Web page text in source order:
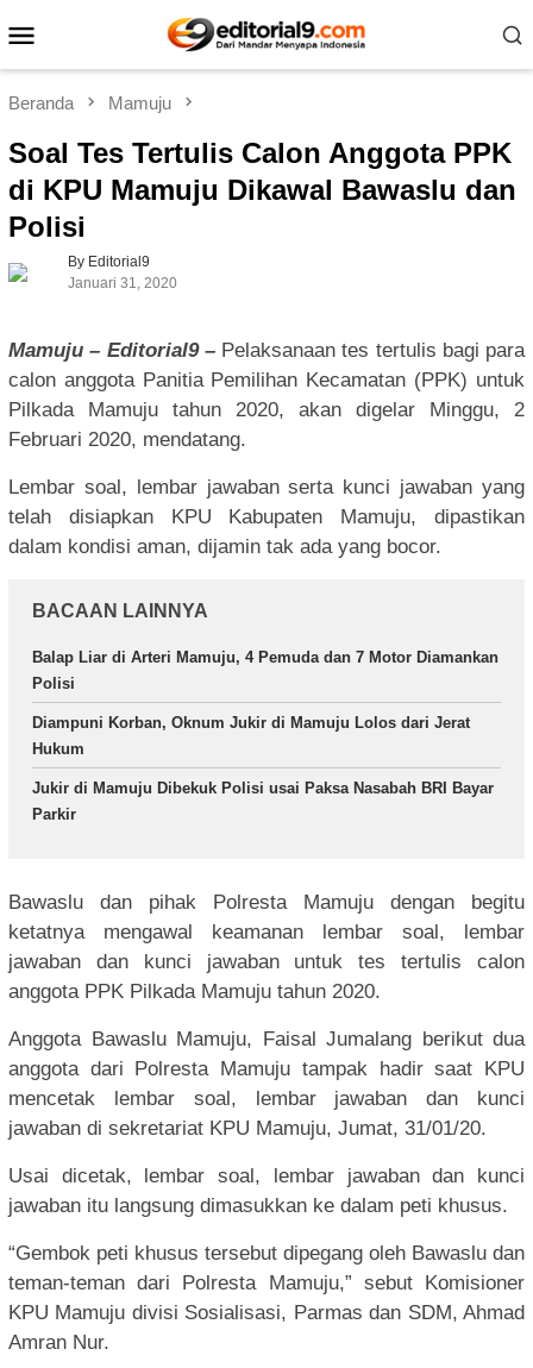
ke
Mobile
Beranda Mamuju
Soal Tes Tertulis Calon Anggota PPK
di KPU Mamuju Dikawal Bawaslu dan
Polisi
By Editorial9
Januari 31, 2020
Mamuju – Editorial9 – Pelaksanaan tes tertulis bagi para
calon anggota Panitia Pemilihan Kecamatan (PPK) untuk
Pilkada Mamuju tahun 2020, akan digelar Minggu, 2
Februari 2020, mendatang.
Lembar soal, lembar jawaban serta kunci jawaban yang
telah disiapkan KPU Kabupaten Mamuju, dipastikan
dalam kondisi aman, dijamin tak ada yang bocor.
BACAAN LAINNYA
Balap Liar di Arteri Mamuju, 4 Pemuda dan 7 Motor Diamankan
Polisi
Diampuni Korban, Oknum Jukir di Mamuju Lolos dari Jerat
Hukum
Jukir di Mamuju Dibekuk Polisi usai Paksa Nasabah BRI Bayar
Parkir
Bawaslu dan pihak Polresta Mamuju dengan begitu
ketatnya mengawal keamanan lembar soal, lembar
jawaban dan kunci jawaban untuk tes tertulis calon
anggota PPK Pilkada Mamuju tahun 2020.
Anggota Bawaslu Mamuju, Faisal Jumalang berikut dua
anggota dari Polresta Mamuju tampak hadir saat KPU
mencetak lembar soal, lembar jawaban dan kunci
jawaban di sekretariat KPU Mamuju, Jumat, 31/01/20.
Usai dicetak, lembar soal, lembar jawaban dan kunci
jawaban itu langsung dimasukkan ke dalam peti khusus.
“Gembok peti khusus tersebut dipegang oleh Bawaslu dan
teman-teman dari Polresta Mamuju,” sebut Komisioner
KPU Mamuju divisi Sosialisasi, Parmas dan SDM, Ahmad
Amran Nur.